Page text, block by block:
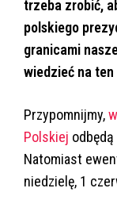
trzeba zrobić,
polskiego
granicami
wiedzieć na
Przypomnijmy,
Polskiej
Natomiast
niedzielę, 1